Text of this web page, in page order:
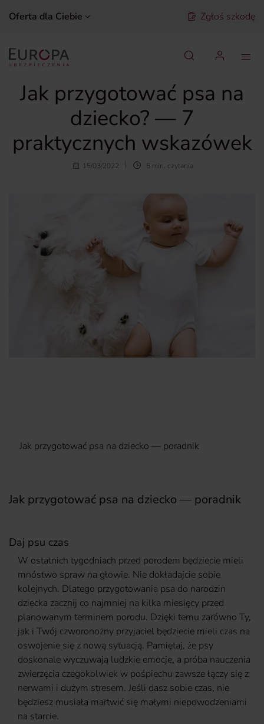
Oferta dla Ciebie Zgłoś szkodę
Jak przygotować psa na
dziecko? — 7
praktycznych wskazówek
15/03/2022 5 min. czytania
Jak przygotować psa na dziecko — poradnik
Jak przygotować psa na dziecko — poradnik
Daj psu czas
W ostatnich tygodniach przed porodem będziecie mieli
mnóstwo spraw na głowie. Nie dokładajcie sobie
kolejnych. Dlatego przygotowania psa do narodzin
dziecka zacznij co najmniej na kilka miesięcy przed
planowanym terminem porodu. Dzięki temu zarówno Ty,
jak i Twój czworonożny przyjaciel będziecie mieli czas na
oswojenie się z nową sytuacją. Pamiętaj, że psy
doskonale wyczuwają ludzkie emocje, a próba nauczenia
zwierzęcia czegokolwiek w pośpiechu zawsze łączy się z
nerwami i dużym stresem. Jeśli dasz sobie czas, nie
będziesz musiała martwić się małymi niepowodzeniami
na starcie.